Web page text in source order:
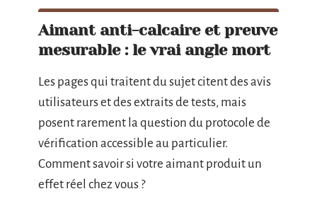
Aimant anti-calcaire et preuve
mesurable : le vrai angle mort
Les pages qui traitent du sujet citent des avis
utilisateurs et des extraits de tests, mais
posent rarement la question du protocole de
vérification accessible au particulier.
Comment savoir si votre aimant produit un
effet réel chez vous ?